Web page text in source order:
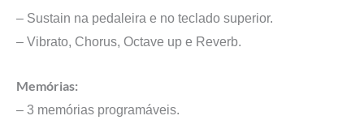
– Sustain na pedaleira e no teclado superior.
– Vibrato, Chorus, Octave up e Reverb.
Memórias:
– 3 memórias programáveis.